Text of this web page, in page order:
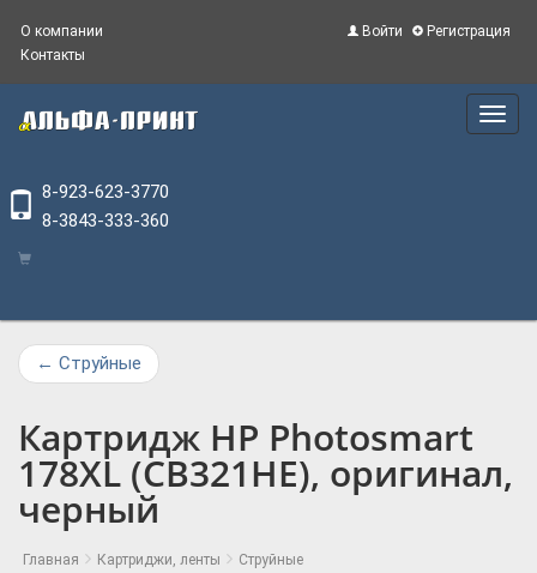
Войти Регистрация
О компании
Контакты
Main
Menu
8-923-623-3770
8-3843-333-360
← Струйные
Картридж HP Photosmart
178XL (CB321HE), оригинал,
черный
Главная Картриджи, ленты Струйные